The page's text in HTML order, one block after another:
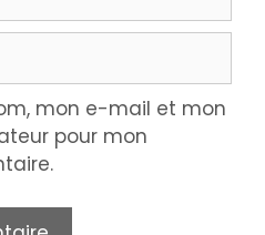
mon e-mail et mon
pour mon